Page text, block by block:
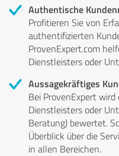
Authentische
Profitieren Sie von
authentifizierten
ProvenExpert.com
Dienstleisters oder
Aussagekräftiges
Bei ProvenExpert
Dienstleisters oder
Beratung) bewertet.
Überblick über die
in allen Bereichen.